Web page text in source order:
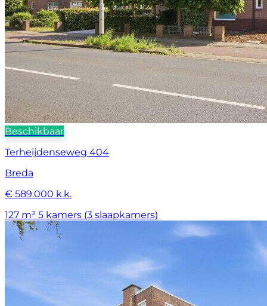
Beschikbaar
Terheijdenseweg 404
Breda
€ 589.000 k.k.
127 m² 5 kamers (3 slaapkamers)